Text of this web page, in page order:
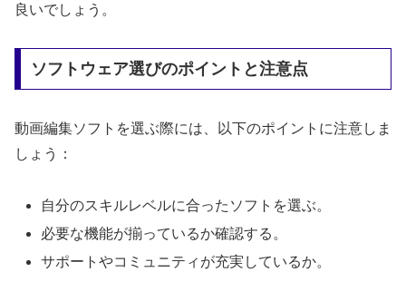
良いでしょう。
ソフトウェア選びのポイントと注意点
動画編集ソフトを選ぶ際には、以下のポイントに注意しま
しょう：
自分のスキルレベルに合ったソフトを選ぶ。
必要な機能が揃っているか確認する。
サポートやコミュニティが充実しているか。